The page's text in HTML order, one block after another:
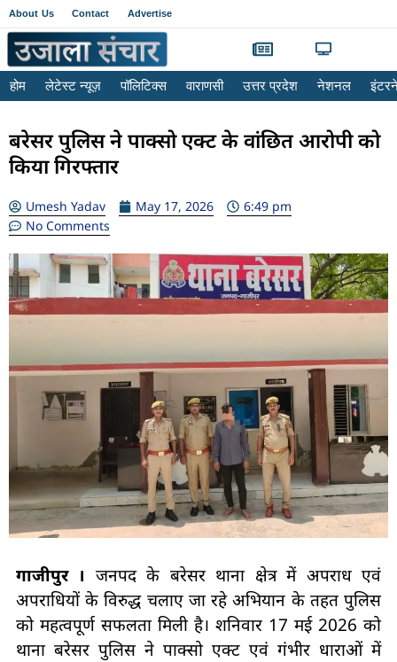
About Us Contact Advertise
होम लेटेस्ट न्यूज़ पॉलिटिक्स वाराणसी उत्तर प्रदेश नेशनल
बरेसर पुलिस ने पाक्सो एक्ट के वांछित आरोपी को
किया गिरफ्तार
Umesh Yadav May 17, 2026
6:49 pm
No Comments
गाजीपुर । जनपद के बरेसर थाना क्षेत्र में अपराध एवं
अपराधियों के विरुद्ध चलाए जा रहे अभियान के तहत पुलिस
को महत्वपूर्ण सफलता मिली है। शनिवार 17 मई 2026 को
थाना बरेसर पुलिस ने पाक्सो एक्ट एवं गंभीर धाराओं में